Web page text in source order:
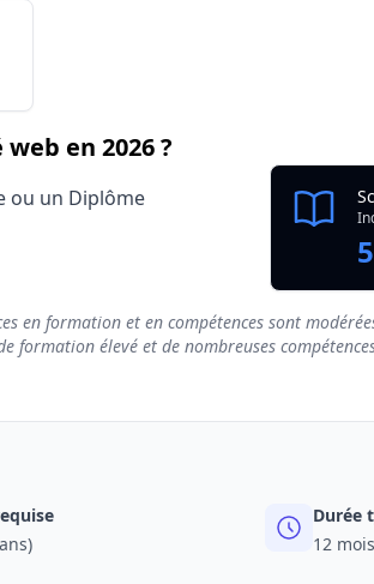
web
en 2026 ?
ou un Diplôme
en formation et en compétences sont
élevé et de nombreuses
Durée
12 mois